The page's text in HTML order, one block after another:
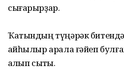
сығарырҙар.
Ҡатындың түңәрәк
ҡайһылыр арала ғәйеп
ҡалҡып сыҡты.